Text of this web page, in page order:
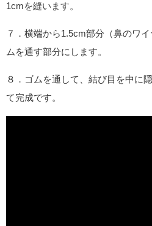
1cmを縫います。
７．横端から1.5cm部分（鼻のワ
ムを通す部分にします。
８．ゴムを通して、結び目を中に
て完成です。